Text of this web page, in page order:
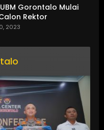
Gorontalo Mulai
Rektor
2023